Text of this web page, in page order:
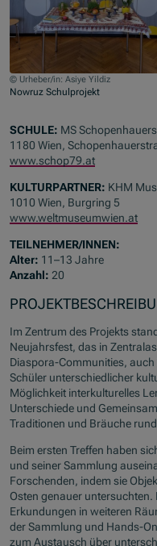
© Urheber/in: Asiye Yildiz
Nowruz Schulprojekt
SCHULE: MS
1180 Wien,
www.schop79.at
KULTURPARTNER: KHM
1010 Wien, Burgring 5
www.weltmuseumwien.at
TEILNEHMER/INNEN:
Alter: 11–13 Jahre
Anzahl: 20
Im Zentrum des Projekts
Neujahrsfest, das in
Diaspora-Communities,
Schüler unterschiedlicher
Möglichkeit interkulturelles
Unterschiede und
Traditionen und Bräuche
Beim ersten Treffen haben
und seiner Sammlung
Forschenden, indem sie
Osten genauer
Erkundungen in weiteren
der Sammlung und Hands-
zum Austausch über